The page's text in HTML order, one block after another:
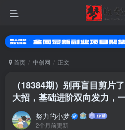
首页 中创网 正文
（18384期）别再盲目剪片
大招，基础进阶双向发力，
努力的小梦
2个月前更新